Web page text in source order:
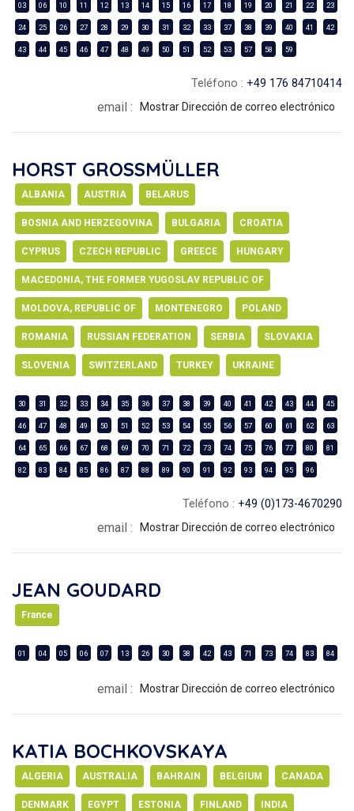
03 06 10 11 12 13 14 15 16 17 18 19 20 21 22 23
24 25 26 27 28 29 30 31 32 33 37 38 39 40 41 42
43 44 45 46 47 48 49 50 51 52 53 57 58 59
Teléfono : +49 176 84710414
email : Mostrar Dirección de correo electrónico
HORST GROSSMÜLLER
ALBANIA AUSTRIA BELARUS
BOSNIA AND HERZEGOVINA BULGARIA CROATIA
CYPRUS CZECH REPUBLIC GREECE HUNGARY
MACEDONIA, THE FORMER YUGOSLAV REPUBLIC OF
MOLDOVA, REPUBLIC OF MONTENEGRO POLAND
ROMANIA RUSSIAN FEDERATION SERBIA SLOVAKIA
SLOVENIA SWITZERLAND TURKEY UKRAINE
30 31 32 33 34 35 36 37 38 39 40 41 42 43 44 45
46 47 48 49 50 51 52 53 54 55 56 57 60 61 62 63
64 65 66 67 68 69 70 71 72 73 74 75 76 77 80 81
82 83 84 85 86 87 88 89 90 91 92 93 94 95 96
Teléfono : +49 (0)173-4670290
email : Mostrar Dirección de correo electrónico
JEAN GOUDARD
France
01 04 05 06 07 13 26 30 38 42 43 71 73 74 83 84
email : Mostrar Dirección de correo electrónico
KATIA BOCHKOVSKAYA
ALGERIA AUSTRALIA BAHRAIN BELGIUM CANADA
DENMARK EGYPT ESTONIA FINLAND INDIA